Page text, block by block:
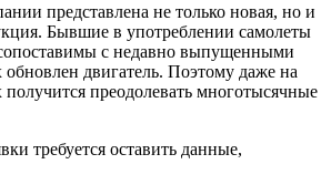
представлена не только новая, но и
Бывшие в употреблении самолеты
с недавно выпущенными
двигатель. Поэтому даже на
преодолевать многотысячные
требуется оставить данные,